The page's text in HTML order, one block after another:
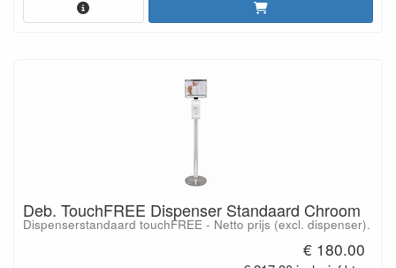
Deb. TouchFREE Dispenser Standaard Chroom
Dispenserstandaard touchFREE - Netto prijs (excl. dispenser).
€ 180.00